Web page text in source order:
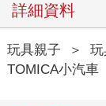
詳細資料
玩具親子 ＞ 玩
TOMICA小汽車